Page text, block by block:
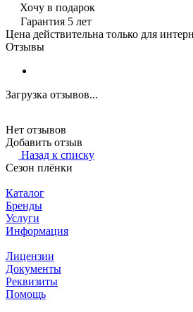
Хочу в подарок
Гарантия 5 лет
Цена действительна только для
Отзывы
Загрузка отзывов...
Нет отзывов
Добавить отзыв
Назад к списку
Сезон плёнки
Каталог
Бренды
Услуги
Информация
Лицензии
Документы
Реквизиты
Помощь